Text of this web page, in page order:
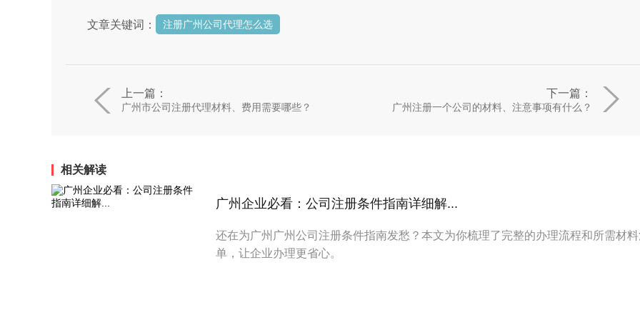
文章关键词： 注册广州公司代理怎么选
上一篇：
广州市公司注册代理材料、费用需要哪些？
下一篇：
广州注册一个公司的材料、注意事项有什么？
相关解读
广州企业必看：公司注册条件指南详细解...
还在为广州广州公司注册条件指南发愁？本文为你梳理了完整的办理流程和所需材
单，让企业办理更省心。